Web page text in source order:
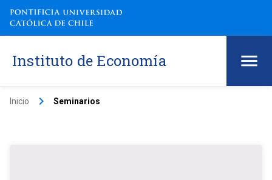
Instituto de Economía
Inicio keyboard_arrow_right Seminarios